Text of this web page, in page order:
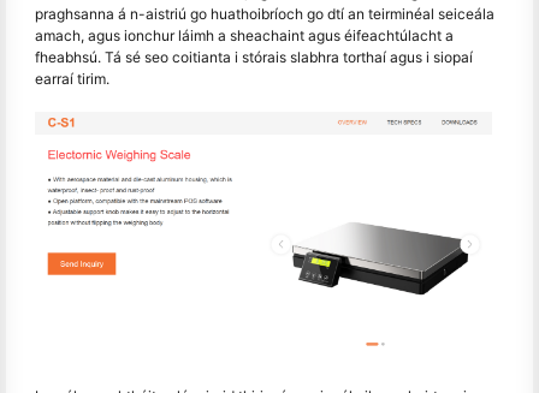
praghsanna á n-aistriú go huathoibríoch go dtí an teirminéal seiceála
amach, agus ionchur láimh a sheachaint agus éifeachtúlacht a
fheabhsú. Tá sé seo coitianta i stórais slabhra torthaí agus i siopaí
earraí tirim.